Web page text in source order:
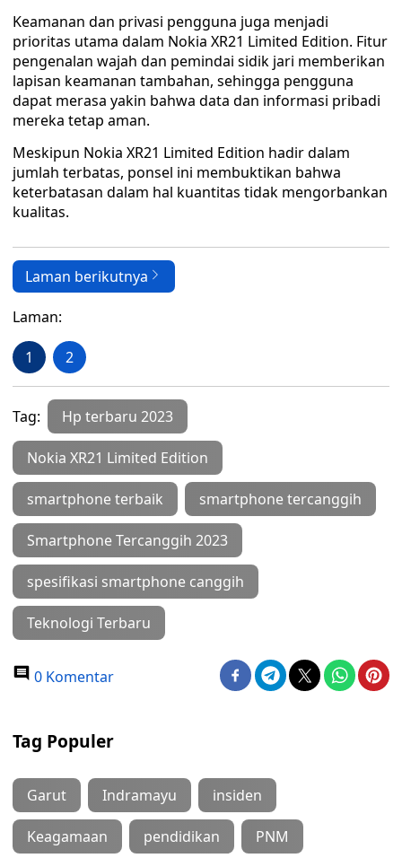
Keamanan dan privasi pengguna juga menjadi
prioritas utama dalam Nokia XR21 Limited Edition. Fitur
pengenalan wajah dan pemindai sidik jari memberikan
lapisan keamanan tambahan, sehingga pengguna
dapat merasa yakin bahwa data dan informasi pribadi
mereka tetap aman.
Meskipun Nokia XR21 Limited Edition hadir dalam
jumlah terbatas, ponsel ini membuktikan bahwa
keterbatasan dalam hal kuantitas tidak mengorbankan
kualitas.
Laman berikutnya
Laman:
1 2
Tag: Hp terbaru 2023
Nokia XR21 Limited Edition
smartphone terbaik smartphone tercanggih
Smartphone Tercanggih 2023
spesifikasi smartphone canggih
Teknologi Terbaru
0 Komentar
Tag Populer
Garut Indramayu insiden
Keagamaan pendidikan PNM